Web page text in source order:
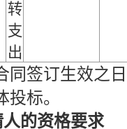
转
支
出
同签订生效之
标。
的资格要求